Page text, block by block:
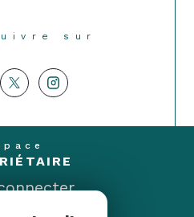
sur